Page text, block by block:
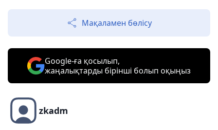
Мақаламен бөлісу
Google-ға қосылып,
жаңалықтарды бірінші болып оқыңыз
zkadm